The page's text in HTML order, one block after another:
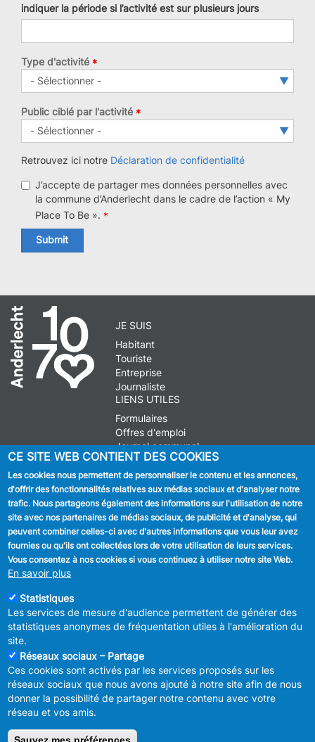
indiquer la période si l’activité est sur plusieurs jours
Type d'activité
Type
d'activité
Public ciblé par l'activité
Public
ciblé
l'activité
Retrouvez ici notre Déclaration de confidentialité
J’accepte de partager mes données personnelles avec
la commune d’Anderlecht dans le cadre de l’action « My
Place To Be ».
Submit
JE SUIS
Habitant
Touriste
Entreprise
Journaliste
LIENS UTILES
Formulaires
Offres d'emploi
Journal communal
Stationnement
SUIVEZ NOUS
Facebook
Linkedin
MENU
FOOTER
LEGAL
Déclaration de confidentialité
Déclaration d'accessibilité
modération des réseaux sociaux
CE SITE WEB CONTIENT DES COOKIES
Les cookies nous permettent de personnaliser le contenu et les annonces,
d'offrir des fonctionnalités relatives aux médias sociaux et d'analyser notre
trafic. Nous partageons également des informations sur l'utilisation de notre
site avec nos partenaires de médias sociaux, de publicité et d'analyse, qui
peuvent combiner celles-ci avec d'autres informations que vous leur avez
fournies ou qu'ils ont collectées lors de votre utilisation de leurs services.
Vous consentez à nos cookies si vous continuez à utiliser notre site Web.
En savoir plus
Statistiques
Les services de mesure d'audience permettent de générer des
statistiques anonymes de fréquentation utiles à l'amélioration du
site.
Réseaux sociaux – Partage
Ces cookies sont activés par les services proposés sur les
réseaux sociaux que nous avons ajouté à notre site afin de nous
donner la possibilité de partager notre contenu avec votre
réseau et vos amis.